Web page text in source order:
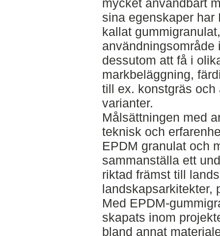
mycket användbart
sina egenskaper har
kallat
dessutom att få i
markbeläggning,
till ex. konstgräs och
varianter.
Målsättningen med
teknisk och
EPDM granulat och
sammanställa ett
riktad främst till
landskapsarkitekter,
Med EPDM-
skapats inom
bland annat